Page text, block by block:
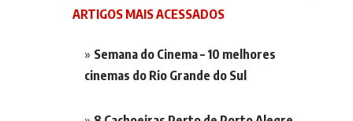
ARTIGOS MAIS ACESSADOS
Semana do Cinema – 10 melhores
cinemas do Rio Grande do Sul